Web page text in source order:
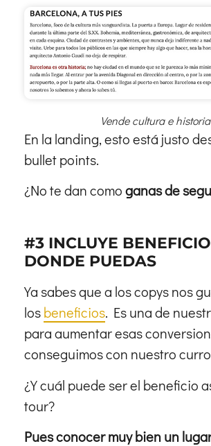
Vende cultura e historia
En la landing, esto está justo
bullet points.
¿No te dan comoganas de
#3 INCLUYE
DONDE PUEDAS
Ya sabes que a los copys nos
losbeneficios. Es una de
para aumentar esas
conseguimos con nuestro
¿Y cuál puede ser el beneficio
tour?
Pues conocer muy bien un